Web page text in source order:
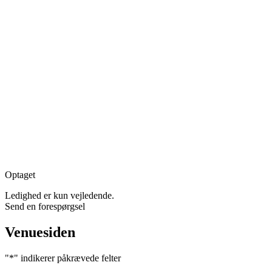
Optaget
Ledighed er kun vejledende.
Send en forespørgsel
Venuesiden
"*" indikerer påkrævede felter